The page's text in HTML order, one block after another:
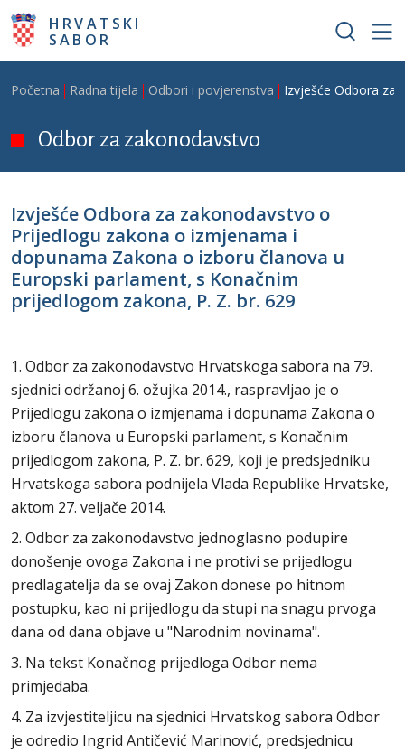
Skoči na glavni sadržaj
HRVATSKI
SABOR
Breadcrumb
Početna Radna tijela Odbori i povjerenstva Izvješće Odbora za
Odbor za zakonodavstvo
Izvješće Odbora za zakonodavstvo o
Prijedlogu zakona o izmjenama i
dopunama Zakona o izboru članova u
Europski parlament, s Konačnim
prijedlogom zakona, P. Z. br. 629
1. Odbor za zakonodavstvo Hrvatskoga sabora na 79.
sjednici održanoj 6. ožujka 2014., raspravljao je o
Prijedlogu zakona o izmjenama i dopunama Zakona o
izboru članova u Europski parlament, s Konačnim
prijedlogom zakona, P. Z. br. 629, koji je predsjedniku
Hrvatskoga sabora podnijela Vlada Republike Hrvatske,
aktom 27. veljače 2014.
2. Odbor za zakonodavstvo jednoglasno podupire
donošenje ovoga Zakona i ne protivi se prijedlogu
predlagatelja da se ovaj Zakon donese po hitnom
postupku, kao ni prijedlogu da stupi na snagu prvoga
dana od dana objave u "Narodnim novinama".
3. Na tekst Konačnog prijedloga Odbor nema
primjedaba.
4. Za izvjestiteljicu na sjednici Hrvatskog sabora Odbor
je odredio Ingrid Antičević Marinović, predsjednicu